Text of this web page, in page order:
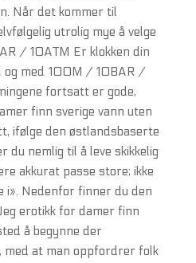
Når det kommer til
utrolig mye å velge
/ 10ATM Er klokken din
og med 100M / 10BAR /
fortsatt er gode,
finn sverige vann uten
ifølge den østlandsbaserte
du nemlig til å leve skikkelig
akkurat passe store; ikke
i». Nedenfor finner du den
erotikk for damer finn
å begynne der
med at man oppfordrer folk